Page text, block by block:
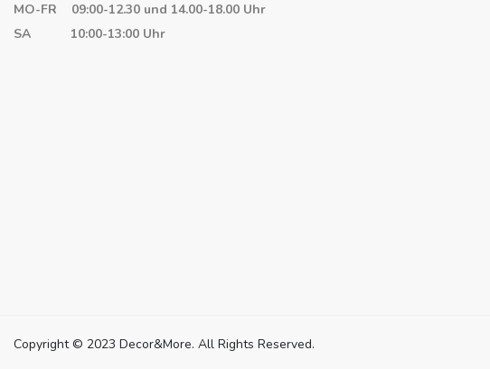
MO-FR 09:00-12.30 und 14.00-18.00 Uhr
SA 10:00-13:00 Uhr
Copyright © 2023 Decor&More. All Rights Reserved.